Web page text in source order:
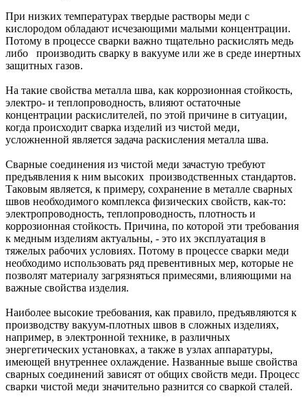
При низких температурах твердые растворы меди с
кислородом обладают исчезающими малыми концентрации.
Потому в процессе сварки важно тщательно раскислять медь
либо производить сварку в вакууме или же в среде инертных
защитных газов.
На такие свойства металла шва, как коррозионная стойкость,
электро- и теплопроводность, влияют остаточные
концентрации раскислителей, по этой причине в ситуации,
когда происходит сварка изделий из чистой меди,
усложненной является задача раскисления металла шва.
Сварные соединения из чистой меди зачастую требуют
предъявления к ним высоких производственных стандартов.
Таковым является, к примеру, сохранение в металле сварных
швов необходимого комплекса физических свойств, как-то:
электропроводность, теплопроводность, плотность и
коррозионная стойкость. Причина, по которой эти требования
к медным изделиям актуальны, - это их эксплуатация в
тяжелых рабочих условиях. Потому в процессе сварки меди
необходимо использовать ряд превентивных мер, которые не
позволят материалу загрязняться примесями, влияющими на
важные свойства изделия.
Наиболее высокие требования, как правило, предъявляются к
производству вакуум-плотных швов в сложных изделиях,
например, в электронной технике, в различных
энергетических установках, а также в узлах аппаратуры,
имеющей внутреннее охлаждение. Названные выше свойства
сварных соединений зависят от общих свойств меди. Процесс
сварки чистой меди значительно разнится со сваркой сталей.